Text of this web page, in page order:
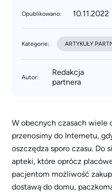
Autor:
Redakcja
partnera
Opublikowano: 10.11.2022
Kategorie: ARTYKUŁY
W obecnych czasach wiele
przenosimy do Internetu,
oszczędza sporo czasu. Do
apteki, które oprócz
pacjentom możliwość
dostawą do domu,